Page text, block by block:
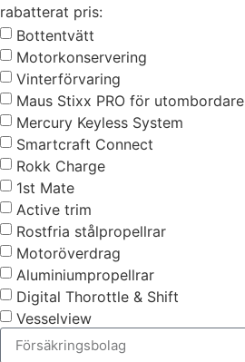
rabatterat pris:
Bottentvätt
Motorkonservering
Vinterförvaring
Maus Stixx PRO för utombordare
Mercury Keyless System
Smartcraft Connect
Rokk Charge
1st Mate
Active trim
Rostfria stålpropellrar
Motoröverdrag
Aluminiumpropellrar
Digital Thorottle & Shift
Vesselview